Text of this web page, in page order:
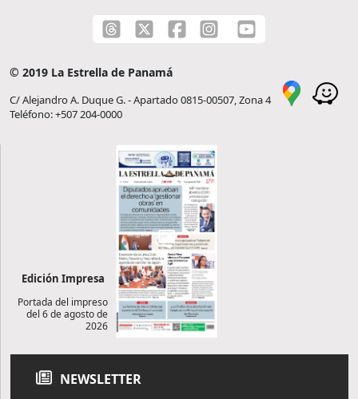
© 2019 La Estrella de Panamá
C/ Alejandro A. Duque G. - Apartado 0815-00507, Zona 4
Teléfono: +507 204-0000
Edición Impresa
Portada del impreso
del 6 de agosto de
2026
NEWSLETTER